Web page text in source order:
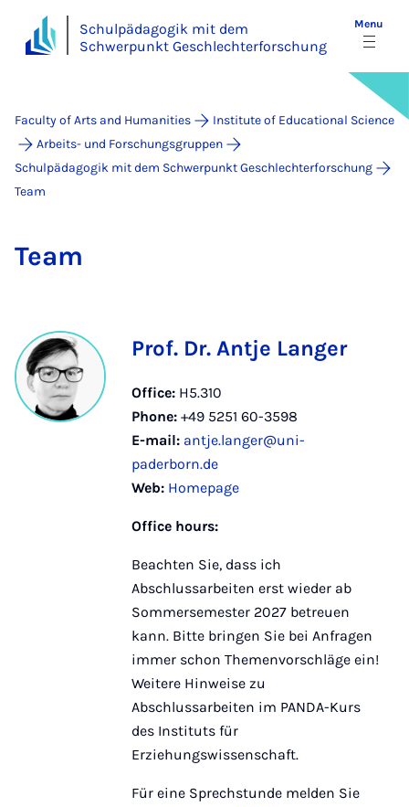
Schulpädagogik mit dem
Schwerpunkt Geschlechterforschung
Menu
Faculty of Arts and Humanities
Institute of Educational Science
Arbeits- und Forschungsgruppen
Schulpädagogik mit dem Schwerpunkt Geschlechterforschung
Team
Team
Prof. Dr. Antje Langer
Office: H5.310
Phone: +49 5251 60-3598
E-mail: antje.langer@uni-
paderborn.de
Web: Homepage
Office hours:
Beachten Sie, dass ich
Abschlussarbeiten erst wieder ab
Sommersemester 2027 betreuen
kann. Bitte bringen Sie bei Anfragen
immer schon Themenvorschläge ein!
Weitere Hinweise zu
Abschlussarbeiten im PANDA-Kurs
des Instituts für
Erziehungswissenschaft.
Für eine Sprechstunde melden Sie